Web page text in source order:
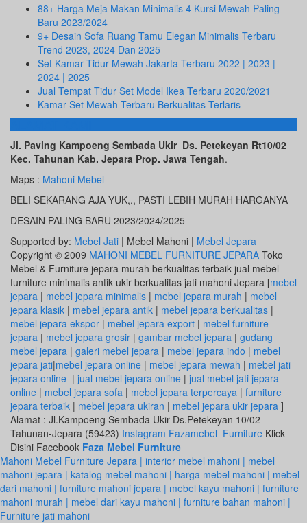
88+ Harga Meja Makan Minimalis 4 Kursi Mewah Paling
Baru 2023/2024
9+ Desain Sofa Ruang Tamu Elegan Minimalis Terbaru
Trend 2023, 2024 Dan 2025
Set Kamar Tidur Mewah Jakarta Terbaru 2022 | 2023 |
2024 | 2025
Jual Tempat Tidur Set Model Ikea Terbaru 2020/2021
Kamar Set Mewah Terbaru Berkualitas Terlaris
ALAMAT KAMI
Jl. Paving Kampoeng Sembada Ukir Ds. Petekeyan Rt10/02
Kec. Tahunan Kab. Jepara Prop. Jawa Tengah.
Maps : Mahoni Mebel
BELI SEKARANG AJA YUK,,, PASTI LEBIH MURAH HARGANYA
DESAIN PALING BARU 2023/2024/2025
Supported by: Mebel Jati | Mebel Mahoni | Mebel Jepara
Copyright © 2009 MAHONI MEBEL FURNITURE JEPARA Toko
Mebel & Furniture jepara murah berkualitas terbaik jual mebel
furniture minimalis antik ukir berkualitas jati mahoni Jepara [mebel
jepara | mebel jepara minimalis | mebel jepara murah | mebel
jepara klasik | mebel jepara antik | mebel jepara berkualitas |
mebel jepara ekspor | mebel jepara export | mebel furniture
jepara | mebel jepara grosir | gambar mebel jepara | gudang
mebel jepara | galeri mebel jepara | mebel jepara indo | mebel
jepara jati|mebel jepara online | mebel jepara mewah | mebel jati
jepara online | jual mebel jepara online | jual mebel jati jepara
online | mebel jepara sofa | mebel jepara terpercaya | furniture
jepara terbaik | mebel jepara ukiran | mebel jepara ukir jepara ]
Alamat : Jl.Kampoeng Sembada Ukir Ds.Petekeyan 10/02
Tahunan-Jepara (59423) Instagram Fazamebel_Furniture Klick
Disini Facebook Faza Mebel Furniture
Mahoni Mebel Furniture Jepara | interior mebel mahoni | mebel
mahoni jepara | katalog mebel mahoni | harga mebel mahoni | mebel
dari mahoni | furniture mahoni jepara | mebel kayu mahoni | furniture
mahoni murah | mebel dari kayu mahoni | furniture bahan mahoni |
Furniture jati mahoni